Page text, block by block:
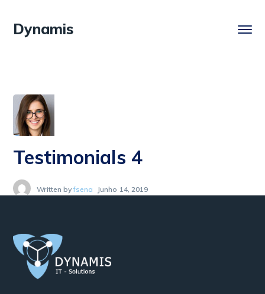
Dynamis
Testimonials 4
Written byfsena Junho 14, 2019